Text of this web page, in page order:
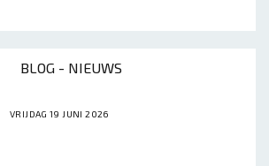
BLOG - NIEUWS
VRIJDAG 19 JUNI 2026